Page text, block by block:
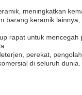
meningkatkan
barang keramik
rapat untuk mencegah
perekat,
di seluruh dunia.